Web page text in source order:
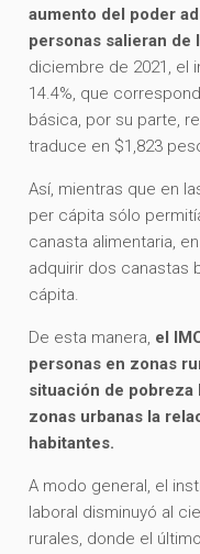
aumento del poder
personas salieran de
diciembre de 2021, el
14.4%, que
básica, por su parte,
traduce en $1,823
Así, mientras que en
per cápita sólo
canasta alimentaria,
adquirir dos canastas
cápita.
De esta manera, el
personas en zonas
situación de pobreza
zonas urbanas la
habitantes.
A modo general, el
laboral disminuyó al
rurales, donde el